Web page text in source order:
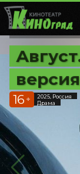
версия
16 +
2025, Россия
Драма